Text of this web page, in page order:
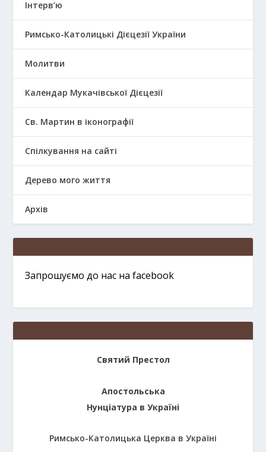
Інтерв’ю
Римсько-Католицькі Дієцезії України
Молитви
Календар Мукачівської Дієцезії
Св. Мартин в іконографії
Спілкування на сайті
Дерево мого життя
Архів
Запрошуємо до нас на facebook
Святий Престол
Апостольська
Нунціатура в Україні
Римсько-Католицька Церква в Україні